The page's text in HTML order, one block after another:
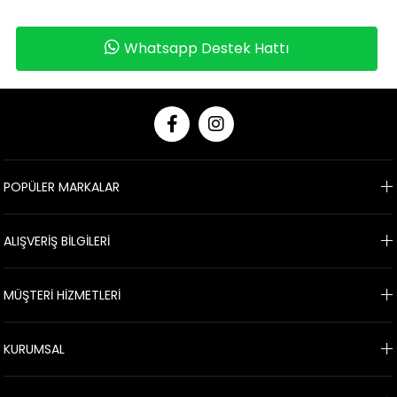
Whatsapp Destek Hattı
POPÜLER MARKALAR
ALIŞVERİŞ BİLGİLERİ
MÜŞTERİ HİZMETLERİ
KURUMSAL